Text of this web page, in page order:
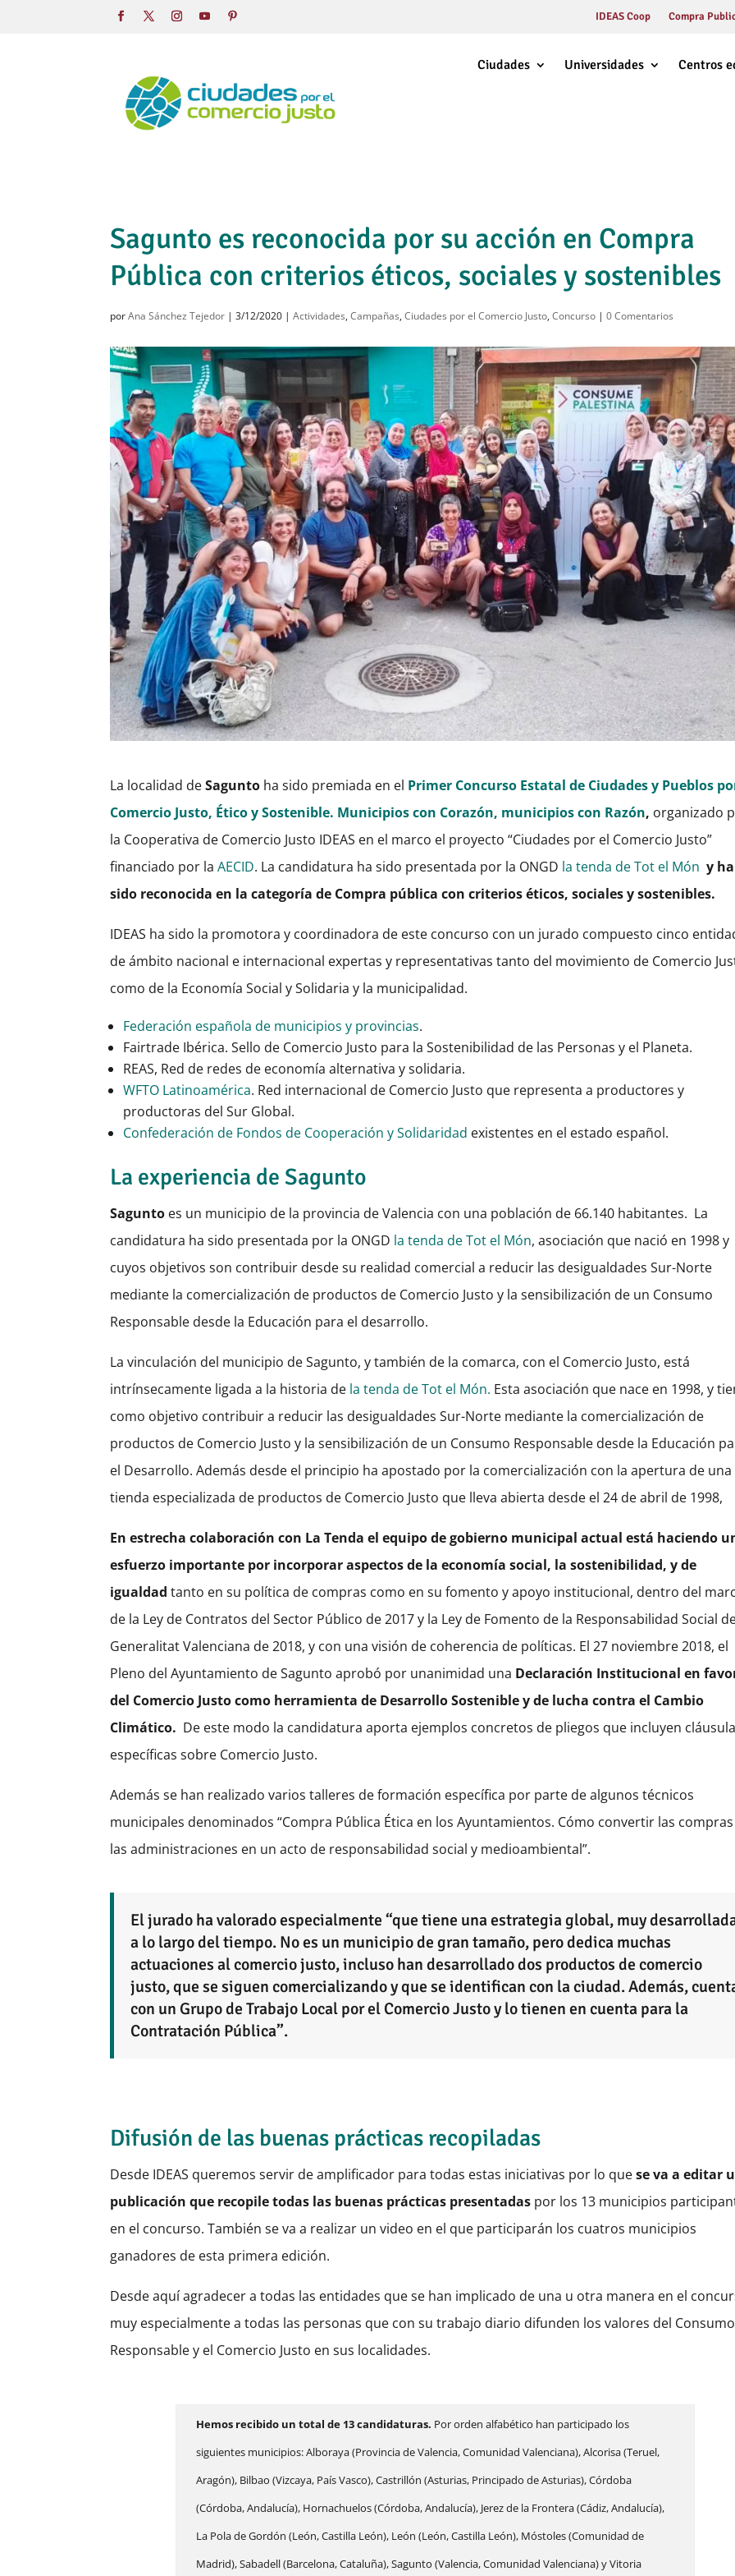
IDEAS Coop Compra
Ciudades Universidades Centros
Sagunto es reconocida por su acción en Compra
Pública con criterios éticos, sociales y sostenibles
porAna Sánchez Tejedor |3/12/2020 |Actividades,Campañas,Ciudades por el Comercio Justo,Concurso |0 Comentarios
La localidad deSagunto ha sido premiada en el Primer Concurso Estatal de Ciudades y Pueblos
Comercio Justo, Ético y Sostenible. Municipios con Corazón, municipios con Razón, organizado
la Cooperativa de Comercio Justo IDEAS en el marco el proyecto “Ciudades por el Comercio Justo”
financiado por laAECID. La candidatura ha sido presentada por la ONGD la tenda de Tot el Món y ha
sido reconocida en la categoría de Compra pública con criterios éticos, sociales y sostenibles.
IDEAS ha sido la promotora y coordinadora de este concurso con un jurado compuesto cinco
de ámbito nacional e internacional expertas y representativas tanto del movimiento de Comercio
como de la Economía Social y Solidaria y la municipalidad.
Federación española de municipios y provincias.
Fairtrade Ibérica. Sello de Comercio Justo para la Sostenibilidad de las Personas y el Planeta.
REAS, Red de redes de economía alternativa y solidaria.
WFTO Latinoamérica. Red internacional de Comercio Justo que representa a productores y
productoras del Sur Global.
Confederación de Fondos de Cooperación y Solidaridad existentes en el estado español.
La experiencia de Sagunto
Sagunto es un municipio de la provincia de Valencia con una población de 66.140 habitantes. La
candidatura ha sido presentada por la ONGD la tenda de Tot el Món, asociación que nació en 1998 y
cuyos objetivos son contribuir desde su realidad comercial a reducir las desigualdades Sur-Norte
mediante la comercialización de productos de Comercio Justo y la sensibilización de un Consumo
Responsable desde la Educación para el desarrollo.
La vinculación del municipio de Sagunto, y también de la comarca, con el Comercio Justo, está
intrínsecamente ligada a la historia de la tenda de Tot el Món. Esta asociación que nace en 1998, y
como objetivo contribuir a reducir las desigualdades Sur-Norte mediante la comercialización de
productos de Comercio Justo y la sensibilización de un Consumo Responsable desde la Educación
el Desarrollo. Además desde el principio ha apostado por la comercialización con la apertura de una
tienda especializada de productos de Comercio Justo que lleva abierta desde el 24 de abril de 1998,
En estrecha colaboración con La Tenda el equipo de gobierno municipal actual está haciendo
esfuerzo importante por incorporar aspectos de la economía social, la sostenibilidad, y de
igualdadtanto en su política de compras como en su fomento y apoyo institucional, dentro del
de la Ley de Contratos del Sector Público de 2017 y la Ley de Fomento de la Responsabilidad Social
Generalitat Valenciana de 2018, y con una visión de coherencia de políticas. El 27 noviembre 2018, el
Pleno del Ayuntamiento de Sagunto aprobó por unanimidad una Declaración Institucional en
del Comercio Justo como herramienta de Desarrollo Sostenible y de lucha contra el Cambio
Climático. De este modo la candidatura aporta ejemplos concretos de pliegos que incluyen
específicas sobre Comercio Justo.
Además se han realizado varios talleres de formación específica por parte de algunos técnicos
municipales denominados “Compra Pública Ética en los Ayuntamientos. Cómo convertir las
las administraciones en un acto de responsabilidad social y medioambiental”.
El jurado ha valorado especialmente “que tiene una estrategia global, muy
a lo largo del tiempo. No es un municipio de gran tamaño, pero dedica muchas
actuaciones al comercio justo, incluso han desarrollado dos productos de comercio
justo, que se siguen comercializando y que se identifican con la ciudad. Además,
con un Grupo de Trabajo Local por el Comercio Justo y lo tienen en cuenta para la
Contratación Pública”.
Difusión de las buenas prácticas recopiladas
Desde IDEAS queremos servir de amplificador para todas estas iniciativas por lo quese va a editar
publicación que recopile todas las buenas prácticas presentadas por los 13 municipios
en el concurso. También se va a realizar un video en el que participarán los cuatros municipios
ganadores de esta primera edición.
Desde aquí agradecer a todas las entidades que se han implicado de una u otra manera en el
muy especialmente a todas las personas que con su trabajo diario difunden los valores del Consumo
Responsable y el Comercio Justo en sus localidades.
Hemos recibido un total de 13 candidaturas. Por orden alfabético han participado los
siguientes municipios: Alboraya (Provincia de Valencia, Comunidad Valenciana), Alcorisa (Teruel,
Aragón), Bilbao (Vizcaya, País Vasco), Castrillón (Asturias, Principado de Asturias), Córdoba
(Córdoba, Andalucía), Hornachuelos (Córdoba, Andalucía), Jerez de la Frontera (Cádiz, Andalucía),
La Pola de Gordón (León, Castilla León), León (León, Castilla León), Móstoles (Comunidad de
Madrid), Sabadell (Barcelona, Cataluña), Sagunto (Valencia, Comunidad Valenciana) y Vitoria